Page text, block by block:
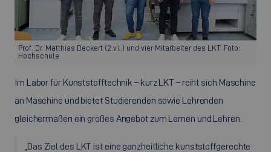
Prof. Dr. Matthias Deckert (2.v.l.) und vier Mitarbeiter des LKT. Foto:
Hochschule
Im Labor für Kunststofftechnik – kurz LKT – reiht sich Maschine
an Maschine und bietet Studierenden sowie Lehrenden
gleichermaßen ein großes Angebot zum Lernen und Lehren.
„Das Ziel des LKT ist eine ganzheitliche kunststoffgerechte